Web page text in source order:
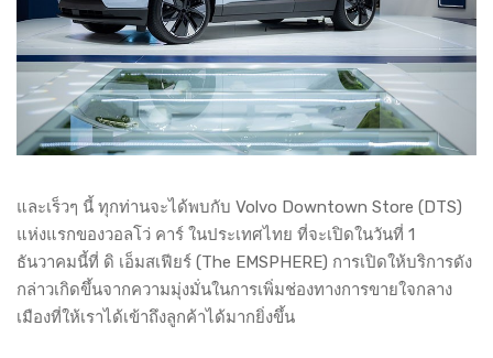
และเร็วๆ นี้ ทุกท่านจะได้พบกับ Volvo Downtown Store (DTS)
แห่งแรกของวอลโว่ คาร์ ในประเทศไทย ที่จะเปิดในวันที่ 1
ธันวาคมนี้ที่ ดิ เอ็มสเฟียร์ (The EMSPHERE) การเปิดให้บริการดัง
กล่าวเกิดขึ้นจากความมุ่งมั่นในการเพิ่มช่องทางการขายใจกลาง
เมืองที่ให้เราได้เข้าถึงลูกค้าได้มากยิ่งขึ้น